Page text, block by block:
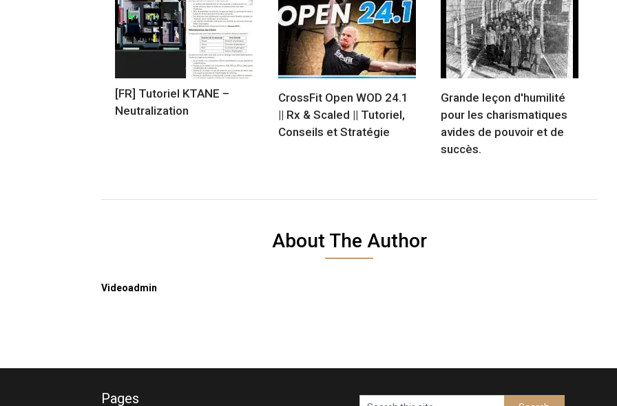
[FR] Tutoriel KTANE –
Neutralization
CrossFit Open WOD 24.1
|| Rx & Scaled || Tutoriel,
Conseils et Stratégie
Grande leçon d'humilité
pour les charismatiques
avides de pouvoir et de
succès.
About The Author
Videoadmin
Pages